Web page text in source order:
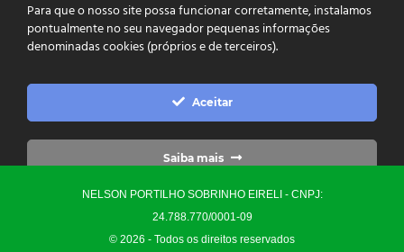
Vendas e Financeiro: (62) 98261 - 0055
Vendas: (62) 98261 - 0055
contato@ellopartsdistribuidora.com.br
 vendas@ellopartsdistribuidora.com.br
NELSON PORTILHO SOBRINHO EIRELI - CNPJ:
24.788.770/0001-09
© 2026 - Todos os direitos reservados
Precisa de Ajuda?
Para que o nosso site possa funcionar corretamente, instalamos
pontualmente no seu navegador pequenas informações
denominadas cookies (próprios e de terceiros).
Aceitar
Saiba mais
Configurações